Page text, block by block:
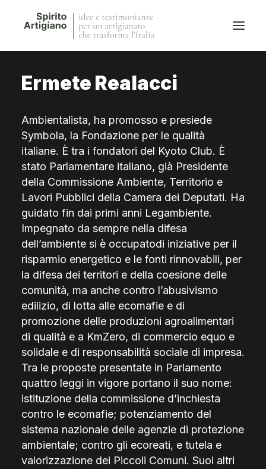
Questo sito
Stories
QFG
Collaborano con noi
Ermete Realacci
Ambientalista, ha promosso e presiede
Symbola, la Fondazione per le qualità
italiane. È tra i fondatori del Kyoto Club. È
stato Parlamentare italiano, già Presidente
della Commissione Ambiente, Territorio e
Lavori Pubblici della Camera dei Deputati. Ha
guidato fin dai primi anni Legambiente.
Impegnato da sempre nella difesa
dell’ambiente si è occupatodi iniziative per il
risparmio energetico e le fonti rinnovabili, per
la difesa dei territori e della coesione delle
comunità, ma anche contro l’abusivismo
edilizio, di lotta alle ecomafie e di
promozione delle produzioni agroalimentari
di qualità e a KmZero, di commercio equo e
solidale e di responsabilità sociale di impresa.
Tra le proposte presentate in Parlamento
quattro leggi in vigore portano il suo nome:
istituzione della commissione d’inchiesta
contro le ecomafie; potenziamento del
sistema nazionale delle agenzie di protezione
ambientale; contro gli ecoreati, e tutela e
valorizzazione dei Piccoli Comuni. Suoi altri